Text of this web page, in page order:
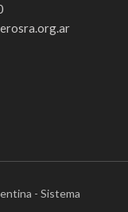
- Sistema